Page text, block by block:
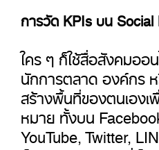
การวัด KPIs บน Social
ใคร ๆ ก็ใช้สื่อสังคมออ
นักการตลาด องค์กร
สร้างพื้นที่ของตนเอง
หมาย ทั้งบน
YouTube, Twitter,